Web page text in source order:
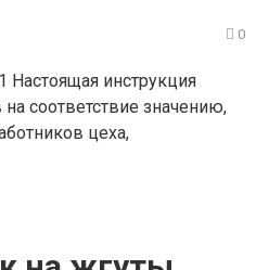
0
Настоящая инструкция
соответствие значению,
цеха,